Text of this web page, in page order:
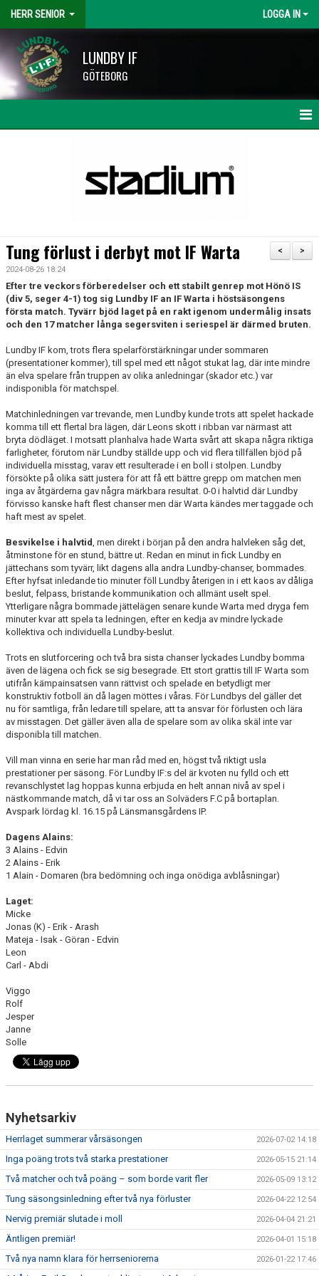
HERR SENIOR LOGGA IN
LUNDBY IF
GÖTEBORG
TRUPPEN
BILDGALLERI
DOKUMENT
KONTAKT
>
<
Tung förlust i derbyt mot IF Warta
2024-08-26 18:24
Efter tre veckors förberedelser och ett stabilt genrep mot Hönö IS
(div 5, seger 4-1) tog sig Lundby IF an IF Warta i höstsäsongens
första match. Tyvärr bjöd laget på en rakt igenom undermålig insats
och den 17 matcher långa segersviten i seriespel är därmed bruten.
Lundby IF kom, trots flera spelarförstärkningar under sommaren
(presentationer kommer), till spel med ett något stukat lag, där inte mindre
än elva spelare från truppen av olika anledningar (skador etc.) var
indisponibla för matchspel.
Matchinledningen var trevande, men Lundby kunde trots att spelet hackade
komma till ett flertal bra lägen, där Leons skott i ribban var närmast att
bryta dödläget. I motsatt planhalva hade Warta svårt att skapa några riktiga
farligheter, förutom när Lundby ställde upp och vid flera tillfällen bjöd på
individuella misstag, varav ett resulterade i en boll i stolpen. Lundby
försökte på olika sätt justera för att få ett bättre grepp om matchen men
inga av åtgärderna gav några märkbara resultat. 0-0 i halvtid där Lundby
förvisso kanske haft flest chanser men där Warta kändes mer taggade och
haft mest av spelet.
Besvikelse i halvtid, men direkt i början på den andra halvleken såg det,
åtminstone för en stund, bättre ut. Redan en minut in fick Lundby en
jättechans som tyvärr, likt dagens alla andra Lundby-chanser, bommades.
Efter hyfsat inledande tio minuter föll Lundby återigen in i ett kaos av dåliga
beslut, felpass, bristande kommunikation och allmänt uselt spel.
Ytterligare några bommade jättelägen senare kunde Warta med dryga fem
minuter kvar att spela ta ledningen, efter en kedja av mindre lyckade
kollektiva och individuella Lundby-beslut.
Trots en slutforcering och två bra sista chanser lyckades Lundby bomma
även de lägena och fick se sig besegrade. Ett stort grattis till IF Warta som
utifrån kämpainsatsen vann rättvist och spelade en betydligt mer
konstruktiv fotboll än då lagen möttes i våras. För Lundbys del gäller det
nu för samtliga, från ledare till spelare, att ta ansvar för förlusten och lära
av misstagen. Det gäller även alla de spelare som av olika skäl inte var
disponibla till matchen.
Vill man vinna en serie har man råd med en, högst två riktigt usla
prestationer per säsong. För Lundby IF:s del är kvoten nu fylld och ett
revanschlystet lag hoppas kunna erbjuda en helt annan nivå av spel i
nästkommande match, då vi tar oss an Solväders F.C på bortaplan.
Avspark lördag kl. 16.15 på Länsmansgårdens IP.
Dagens Alains:
3 Alains - Edvin
2 Alains - Erik
1 Alain - Domaren (bra bedömning och inga onödiga avblåsningar)
Laget:
Micke
Jonas (K) - Erik - Arash
Mateja - Isak - Göran - Edvin
Leon
Carl - Abdi
Viggo
Rolf
Jesper
Janne
Solle
Nyhetsarkiv
Herrlaget summerar vårsäsongen 2026-07-02 14:18
Inga poäng trots två starka prestationer 2026-05-15 21:14
Två matcher och två poäng – som borde varit fler 2026-05-09 13:12
Tung säsongsinledning efter två nya förluster 2026-04-22 12:54
Nervig premiär slutade i moll 2026-04-04 21:21
Äntligen premiär! 2026-04-01 15:18
Två nya namn klara för herrseniorerna 2026-01-22 17:46